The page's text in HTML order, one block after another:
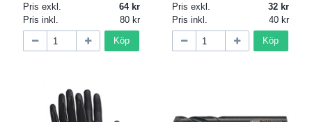
Pris exkl.
64
Pris inkl.
80
Köp
Pris exkl.
32
Pris inkl.
40
Köp